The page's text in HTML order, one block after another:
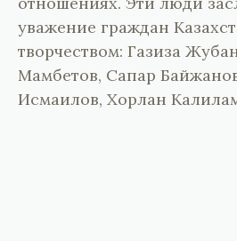
уважение граждан
творчеством: Газиза
Мамбетов, Сапар
Исмаилов, Хорлан